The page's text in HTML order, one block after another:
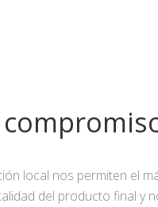
local nos permiten el
del producto final y